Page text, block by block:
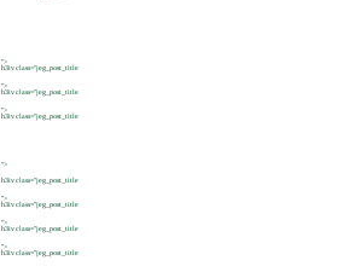
">
h3iv class="jeg_post_title
">
h3iv class="jeg_post_title
">
h3iv class="jeg_post_title
">
h3iv class="jeg_post_title
">
h3iv class="jeg_post_title
">
h3iv class="jeg_post_title
">
h3iv class="jeg_post_title